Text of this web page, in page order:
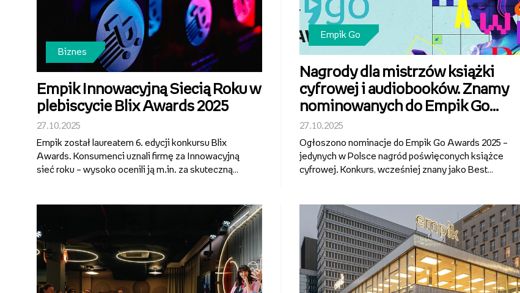
Biznes
Empik Innowacyjną Siecią Roku w
plebiscycie Blix Awards 2025
27.10.2025
Empik został laureatem 6. edycji konkursu Blix
Awards. Konsumenci uznali firmę za Innowacyjną
sieć roku – wysoko ocenili ją m.in. za skuteczną
wręczenia nagród odbyła się w Wars...
Empik Go
Nagrody dla mistrzów książki
cyfrowej i audiobooków. Znamy
nominowanych do Empik Go
Awards
27.10.2025
Ogłoszono nominacje do Empik Go Awards 2025 –
jedynych w Polsce nagród poświęconych książce
cyfrowej. Konkurs, wcześniej znany jako Best
słuchowiska, ale też e-booki. To kolejny kro...